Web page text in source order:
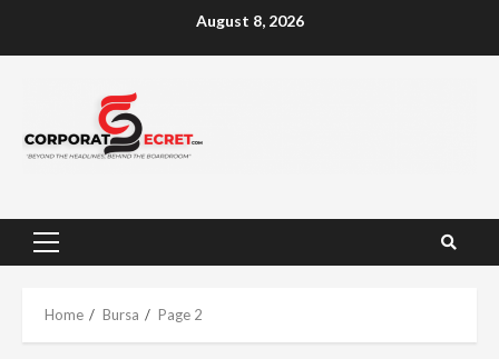
August 8, 2026
Primary
Home Bursa Page 2